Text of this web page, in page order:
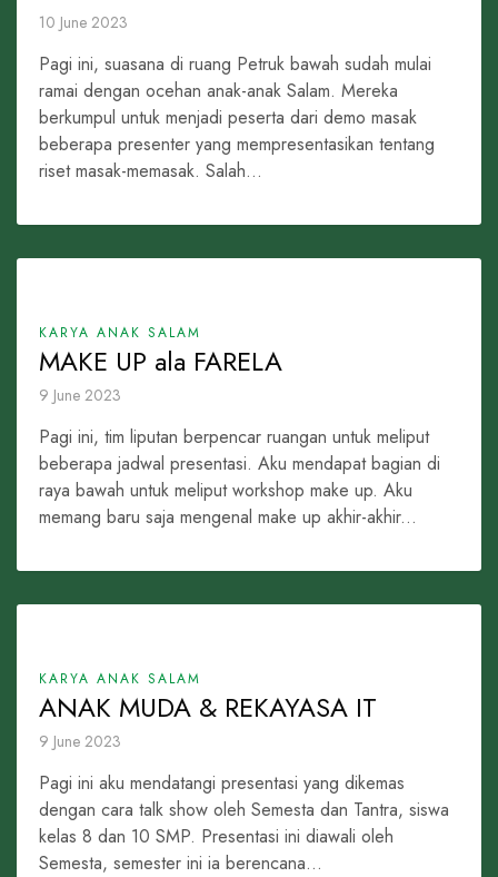
10 June 2023
Pagi ini, suasana di ruang Petruk bawah sudah mulai
ramai dengan ocehan anak-anak Salam. Mereka
berkumpul untuk menjadi peserta dari demo masak
beberapa presenter yang mempresentasikan tentang
riset masak-memasak. Salah...
KARYA ANAK SALAM
MAKE UP ala FARELA
9 June 2023
Pagi ini, tim liputan berpencar ruangan untuk meliput
beberapa jadwal presentasi. Aku mendapat bagian di
raya bawah untuk meliput workshop make up. Aku
memang baru saja mengenal make up akhir-akhir...
KARYA ANAK SALAM
ANAK MUDA & REKAYASA IT
9 June 2023
Pagi ini aku mendatangi presentasi yang dikemas
dengan cara talk show oleh Semesta dan Tantra, siswa
kelas 8 dan 10 SMP. Presentasi ini diawali oleh
Semesta, semester ini ia berencana...